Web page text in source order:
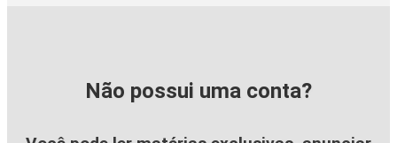
Não possui uma conta?